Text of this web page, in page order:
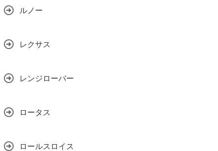
ルノー
レクサス
レンジローバー
ロータス
ロールスロイス